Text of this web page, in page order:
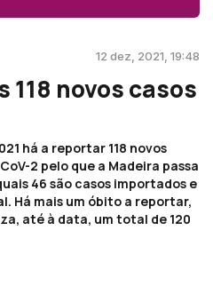
12 dez, 2021, 19:48
118 novos casos
há a reportar 118 novos
2 pelo que a Madeira passa
46 são casos importados e
Há mais um óbito a reportar,
até à data, um total de 120